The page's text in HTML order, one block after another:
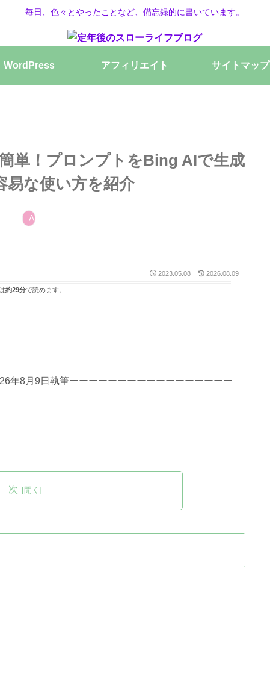
毎日、色々とやったことなど、備忘録的に書いています。
WordPress アフィリエイト サイトマップ
単！プロンプトをBing AIで生成
易な使い方を紹介
AI画像生成ツール
2023.05.08 2026.08.09
約29分で読めます。
年8月9日執筆ーーーーーーーーーーーーーーーーー
次